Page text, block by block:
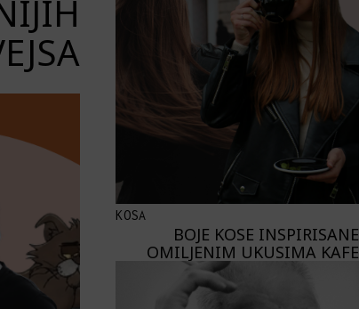
KOSA
BOJE KOSE INSPIRISANE
OMILJENIM UKUSIMA KAFE